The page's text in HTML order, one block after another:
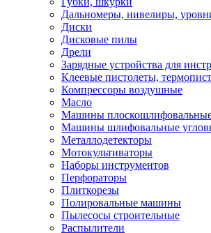
Дальномеры, нивелиры,
Диски
Дисковые пилы
Дрели
Зарядные устройства для
Клеевые пистолеты,
Компрессоры воздушные
Масло
Машины
Машины шлифовальные
Металлодетекторы
Мотокультиваторы
Наборы инструментов
Перфораторы
Плиткорезы
Полировальные машины
Пылесосы строительные
Распылители